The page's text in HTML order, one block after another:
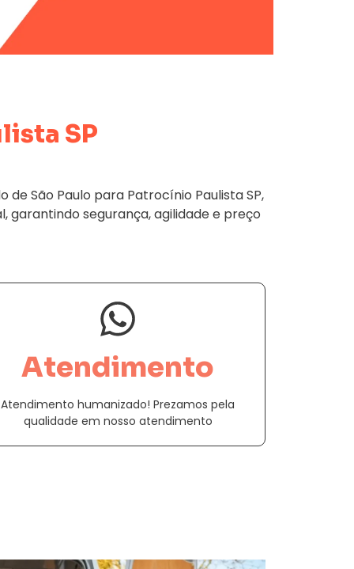
SP
São Paulo para Patrocínio Paulista SP,
garantindo segurança, agilidade e preço
Atendimento
Atendimento humanizado! Prezamos pela
qualidade em nosso atendimento